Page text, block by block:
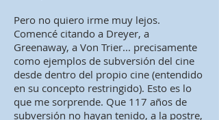
Pero no quiero irme muy lejos.
Comencé citando a Dreyer, a
Greenaway, a Von Trier... precisamente
como ejemplos de subversión del cine
desde dentro del propio cine (entendido
en su concepto restringido). Esto es lo
que me sorprende. Que 117 años de
subversión no hayan tenido, a la postre,